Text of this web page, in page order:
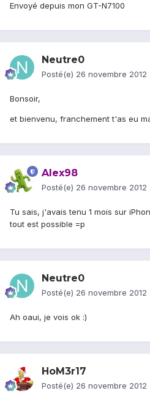
Envoyé depuis mon GT-N7100
Neutre0
Posté(e) 26 novembre 2012
Bonsoir,
et bienvenu, franchement t'as eu
Alex98
Posté(e) 26 novembre 2012
Tu sais, j'avais tenu 1 mois sur
tout est possible =p
Neutre0
Posté(e) 26 novembre 2012
Ah oaui, je vois ok :)
HoM3r17
Posté(e) 26 novembre 2012